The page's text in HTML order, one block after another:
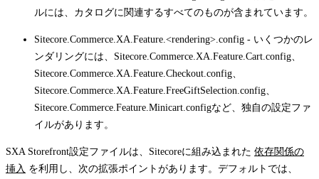
ルには、カタログに関連するすべてのものが含まれています。
Sitecore.Commerce.XA.Feature.<rendering>.config - いくつかのレ
ンダリングには、 Sitecore.Commerce.XA.Feature.Cart.config
Sitecore.Commerce.XA.Feature.Checkout.config
Sitecore.Commerce.XA.Feature.FreeGiftSelection.config
Sitecore.Commerce.Feature.Minicart.configなど、独自の設定ファ
イルがあります。
SXA Storefront設定ファイルは、Sitecoreに組み込まれた 依存関係の
挿入 を利用し、次の拡張ポイントがあります。デフォルトでは、